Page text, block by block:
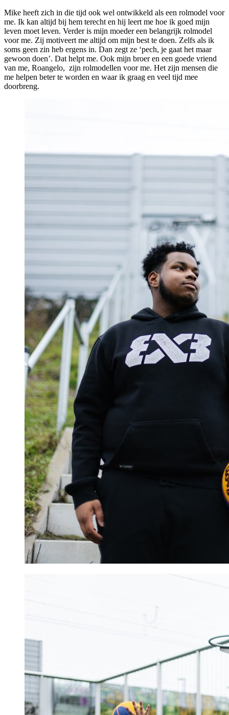
Mike heeft zich in die tijd ook wel ontwikkeld als een rolmodel voor
me. Ik kan altijd bij hem terecht en hij leert me hoe ik goed mijn
leven moet leven. Verder is mijn moeder een belangrijk rolmodel
voor me. Zij motiveert me altijd om mijn best te doen. Zelfs als ik
soms geen zin heb ergens in. Dan zegt ze ‘pech, je gaat het maar
gewoon doen’. Dat helpt me. Ook mijn broer en een goede vriend
van me, Roangelo, zijn rolmodellen voor me. Het zijn mensen die
me helpen beter te worden en waar ik graag en veel tijd mee
doorbreng.